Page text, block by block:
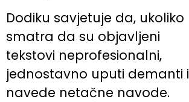
Dodiku savjetuje da, ukoliko
smatra da su objavljeni
tekstovi neprofesionalni,
jednostavno uputi demanti i
navede netačne navode.